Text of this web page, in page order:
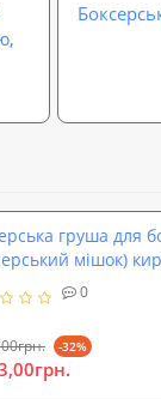
груша для
мішок)
без
0
-32%